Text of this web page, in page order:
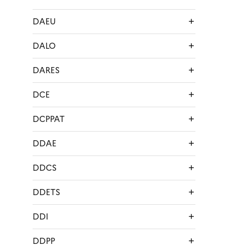
DAEU
DALO
DARES
DCE
DCPPAT
DDAE
DDCS
DDETS
DDI
DDPP